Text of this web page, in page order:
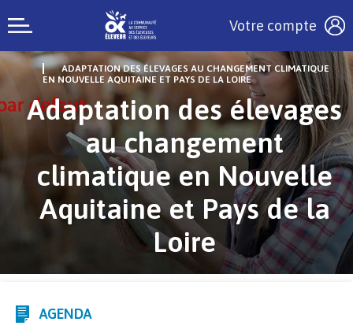
Votre compte
ADAPTATION DES ÉLEVAGES AU CHANGEMENT CLIMATIQUE
EN NOUVELLE AQUITAINE ET PAYS DE LA LOIRE
Adaptation des élevages
au changement
climatique en Nouvelle
Aquitaine et Pays de la
Loire
AGENDA